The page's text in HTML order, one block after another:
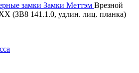
замки Замки Меттэм Врезной
(ЗВ8 141.1.0, удлин. лиц. планка)